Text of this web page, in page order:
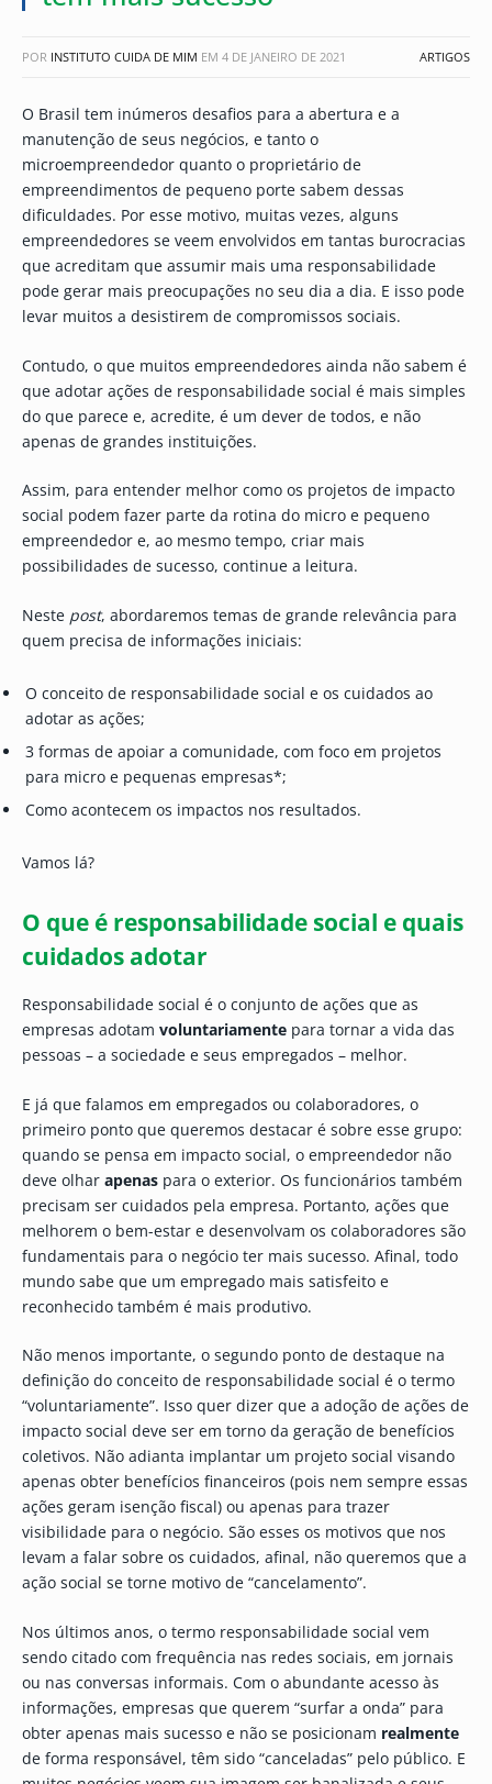
POR INSTITUTO CUIDA DE MIM EM 4 DE JANEIRO DE 2021 ARTIGOS
O Brasil tem inúmeros desafios para a abertura e a
manutenção de seus negócios, e tanto o
microempreendedor quanto o proprietário de
empreendimentos de pequeno porte sabem dessas
dificuldades. Por esse motivo, muitas vezes, alguns
empreendedores se veem envolvidos em tantas burocracias
que acreditam que assumir mais uma responsabilidade
pode gerar mais preocupações no seu dia a dia. E isso pode
levar muitos a desistirem de compromissos sociais.
Contudo, o que muitos empreendedores ainda não sabem é
que adotar ações de responsabilidade social é mais simples
do que parece e, acredite, é um dever de todos, e não
apenas de grandes instituições.
Assim, para entender melhor como os projetos de impacto
social podem fazer parte da rotina do micro e pequeno
empreendedor e, ao mesmo tempo, criar mais
possibilidades de sucesso, continue a leitura.
Neste post, abordaremos temas de grande relevância para
quem precisa de informações iniciais:
O conceito de responsabilidade social e os cuidados ao
adotar as ações;
3 formas de apoiar a comunidade, com foco em projetos
para micro e pequenas empresas*;
Como acontecem os impactos nos resultados.
Vamos lá?
O que é responsabilidade social e quais
cuidados adotar
Responsabilidade social é o conjunto de ações que as
empresas adotam voluntariamente para tornar a vida das
pessoas – a sociedade e seus empregados – melhor.
E já que falamos em empregados ou colaboradores, o
primeiro ponto que queremos destacar é sobre esse grupo:
quando se pensa em impacto social, o empreendedor não
deve olhar apenas para o exterior. Os funcionários também
precisam ser cuidados pela empresa. Portanto, ações que
melhorem o bem-estar e desenvolvam os colaboradores são
fundamentais para o negócio ter mais sucesso. Afinal, todo
mundo sabe que um empregado mais satisfeito e
reconhecido também é mais produtivo.
Não menos importante, o segundo ponto de destaque na
definição do conceito de responsabilidade social é o termo
“voluntariamente”. Isso quer dizer que a adoção de ações de
impacto social deve ser em torno da geração de benefícios
coletivos. Não adianta implantar um projeto social visando
apenas obter benefícios financeiros (pois nem sempre essas
ações geram isenção fiscal) ou apenas para trazer
visibilidade para o negócio. São esses os motivos que nos
levam a falar sobre os cuidados, afinal, não queremos que a
ação social se torne motivo de “cancelamento”.
Nos últimos anos, o termo responsabilidade social vem
sendo citado com frequência nas redes sociais, em jornais
ou nas conversas informais. Com o abundante acesso às
informações, empresas que querem “surfar a onda” para
obter apenas mais sucesso e não se posicionam realmente
de forma responsável, têm sido “canceladas” pelo público. E